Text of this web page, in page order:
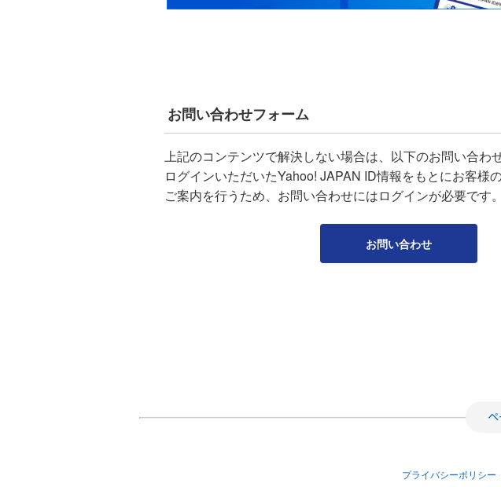
お問い合わせフォーム
上記のコンテンツで解決しない場合は、以下のお問い合わ
ログインいただいたYahoo! JAPAN ID情報をもとにお客様
ご案内を行うため、お問い合わせにはログインが必要です。
お問い合わせ
プライバシーポリシー